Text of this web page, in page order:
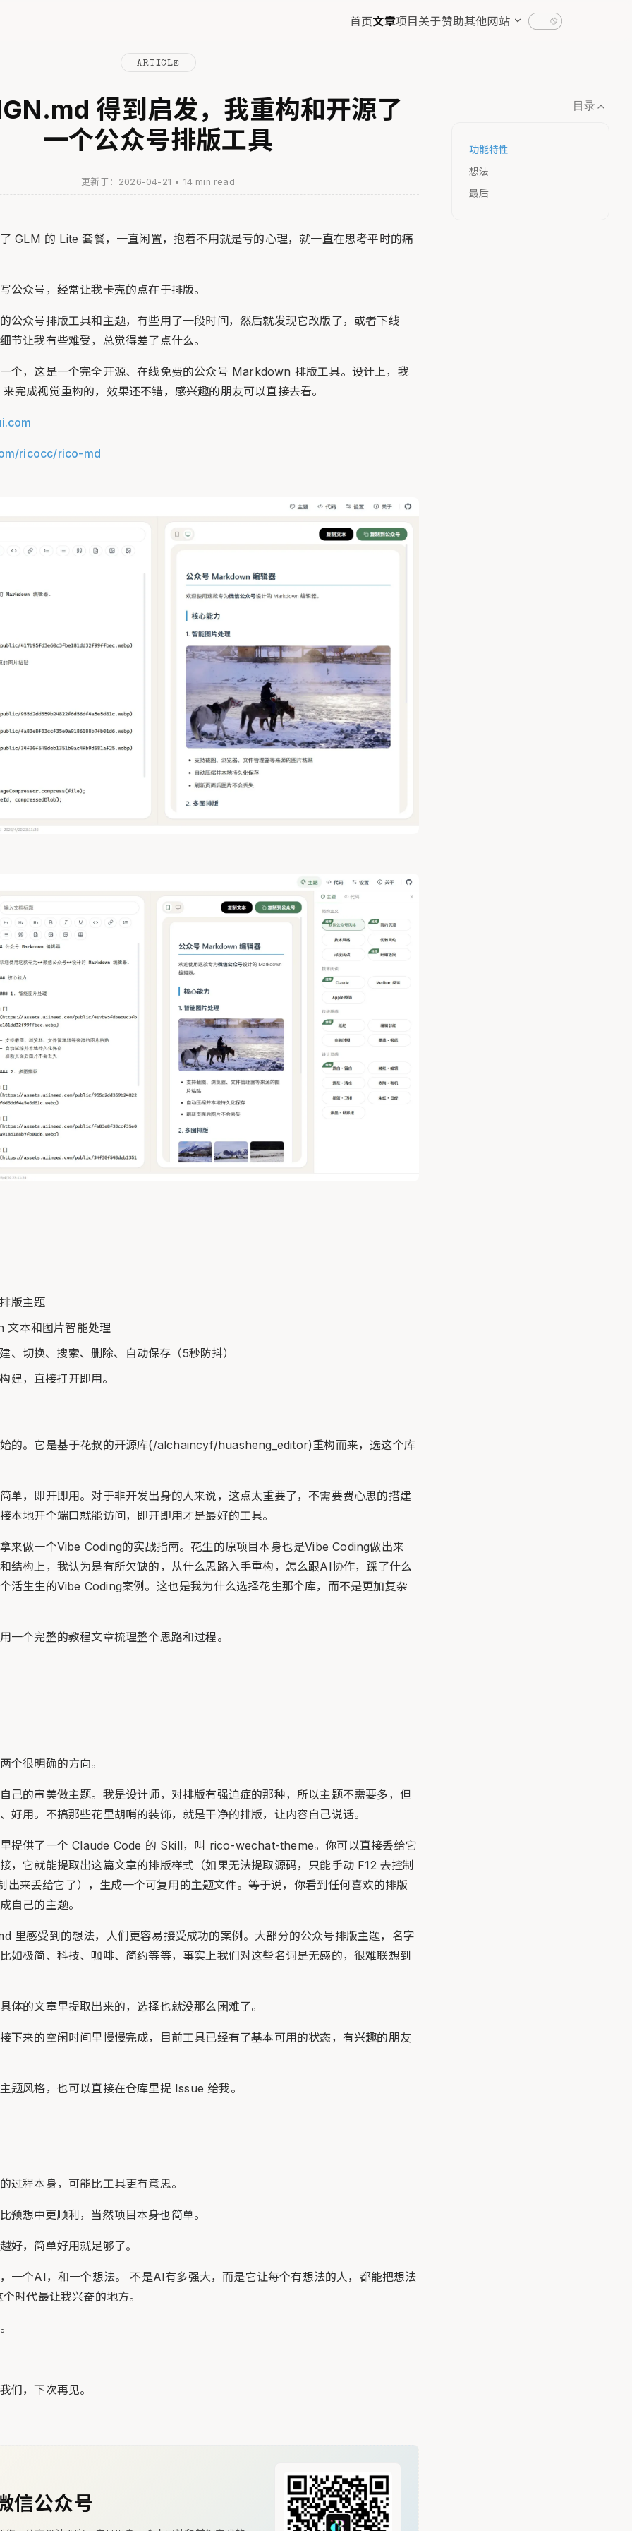
首页文章项目关于赞助其他网站
ARTICLE
得到启发，我重构和开源了
一个公众号排版工具
更新于：2026-04-21 • 14 min read
目录
功能特性
想法
最后
GLM 的 Lite 套餐，一直闲置，抱着不用就是亏的心理，就一直在思考平时的痛
公众号，经常让我卡壳的点在于排版。
公众号排版工具和主题，有些用了一段时间，然后就发现它改版了，或者下线
节让我有些难受，总觉得差了点什么。
个，这是一个完全开源、在线免费的公众号 Markdown 排版工具。设计上，我
完成视觉重构的，效果还不错，感兴趣的朋友可以直接去看。
ricocc/rico-md
版主题
文本和图片智能处理
、切换、搜索、删除、自动保存（5秒防抖）
建，直接打开即用。
的。它是基于花叔的开源库(/alchaincyf/huasheng_editor)重构而来，选这个库
单，即开即用。对于非开发出身的人来说，这点太重要了，不需要费心思的搭建
本地开个端口就能访问，即开即用才是最好的工具。
来做一个Vibe Coding的实战指南。花生的原项目本身也是Vibe Coding做出来
结构上，我认为是有所欠缺的，从什么思路入手重构，怎么跟AI协作，踩了什么
活生生的Vibe Coding案例。这也是我为什么选择花生那个库，而不是更加复杂
一个完整的教程文章梳理整个思路和过程。
个很明确的方向。
己的审美做主题。我是设计师，对排版有强迫症的那种，所以主题不需要多，但
好用。不搞那些花里胡哨的装饰，就是干净的排版，让内容自己说话。
提供了一个 Claude Code 的 Skill，叫 rico-wechat-theme。你可以直接丢给它
，它就能提取出这篇文章的排版样式（如果无法提取源码，只能手动 F12 去控制
出来丢给它了），生成一个可复用的主题文件。等于说，你看到任何喜欢的排版
自己的主题。
里感受到的想法，人们更容易接受成功的案例。大部分的公众号排版主题，名字
如极简、科技、咖啡、简约等等，事实上我们对这些名词是无感的，很难联想到
体的文章里提取出来的，选择也就没那么困难了。
下来的空闲时间里慢慢完成，目前工具已经有了基本可用的状态，有兴趣的朋友
题风格，也可以直接在仓库里提 Issue 给我。
过程本身，可能比工具更有意思。
预想中更顺利，当然项目本身也简单。
好，简单好用就足够了。
一个AI，和一个想法。 不是AI有多强大，而是它让每个有想法的人，都能把想法
时代最让我兴奋的地方。
们，下次再见。
信公众号